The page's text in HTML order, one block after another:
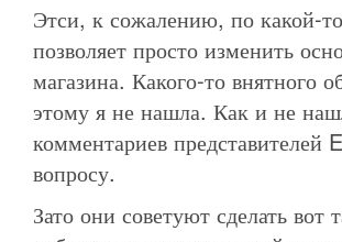
Этси, к сожалению, по какой-
позволяет просто изменить
магазина. Какого-то внятного
этому я не нашла. Как и не
комментариев представителей
вопросу.
Зато они советуют сделать вот